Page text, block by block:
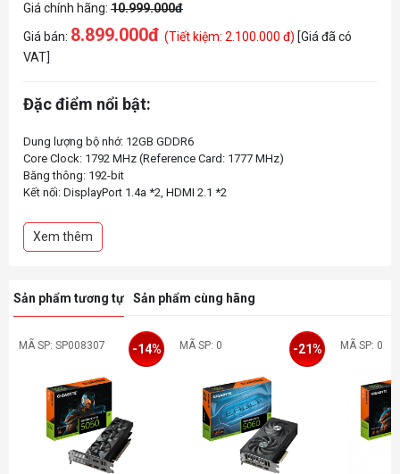
Giá chính hãng: 10.999.000đ
Giá bán: 8.899.000đ (Tiết kiệm: 2.100.000 đ) [Giá đã có
VAT]
Đặc điểm nổi bật:
Dung lượng bộ nhớ: 1‎2GB GDDR6
Core Clock: 1792 MHz (Reference Card: 1777 MHz)
Băng thông: 192-bit
Kết nối: DisplayPort 1.4a *2, HDMI 2.1 *2
Xem thêm
Sản phẩm tương tự Sản phẩm cùng hãng
MÃ SP: SP008307 -14% MÃ SP: 0 -21% MÃ SP: 0